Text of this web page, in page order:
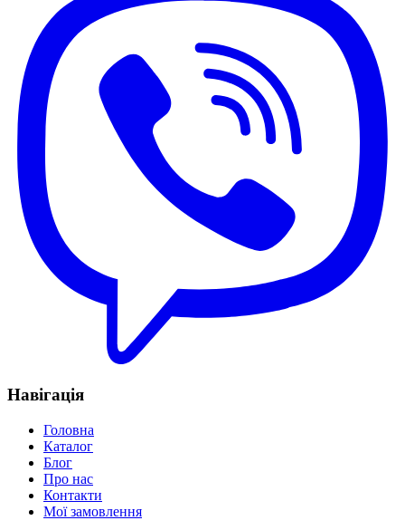
Навігація
Головна
Каталог
Блог
Про нас
Контакти
Мої замовлення